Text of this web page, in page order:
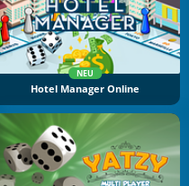
NEU
Hotel Manager Online